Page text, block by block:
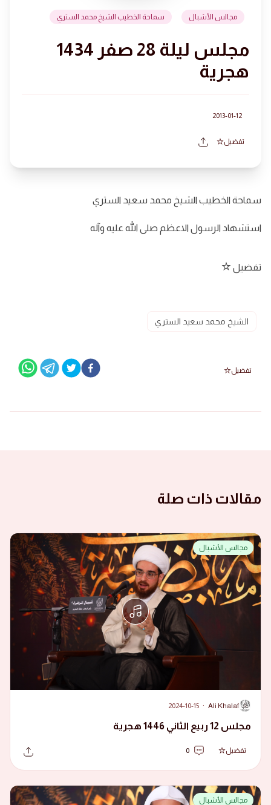
مجالس الأشبال سماحة الخطيب الشيخ محمد الستري
مجلس ليلة 28 صفر 1434
هجرية
2013-01-12
تفضيل
سماحة الخطيب الشيخ محمد سعيد الستري
استشهاد الرسول الاعظم صلى الله عليه وآله
تفضيل
الشيخ محمد سعيد الستري
تفضيل
مقالات ذات صلة
مجالس الأشبال
A
Ali Khalaf
·
2024-10-15
مجلس 12 ربيع الثاني 1446 هجرية
تفضيل 0
مجالس الأشبال